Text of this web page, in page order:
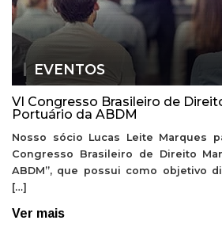
EVENTOS
VI Congresso Brasileiro de
Portuário da ABDM
Nosso sócio Lucas Leite Marques
Congresso Brasileiro de Direito
ABDM”, que possui como objetivo
[…]
Ver mais